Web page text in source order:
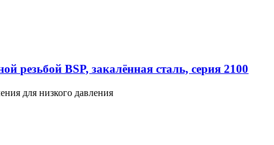
резьбой BSP, закалённая сталь, серия 2100
для низкого давления